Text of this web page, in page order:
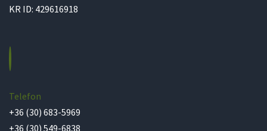
KR ID: 429616918
Telefon
+36 (30) 683-5969
+36 (30) 549-6838